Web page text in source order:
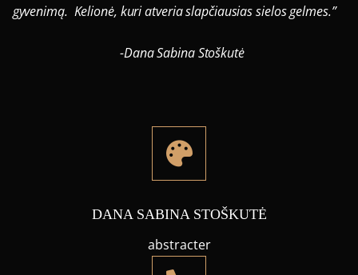
gyvenimą. Kelionė, kuri atveria slapčiausias sielos gelmes.”
-Dana Sabina Stoškutė
DANA SABINA STOŠKUTĖ
abstracter